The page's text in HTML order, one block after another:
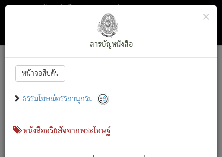
ตอน 1 ว่าด้วย สัตว์โลกกับจตุราริยสัจ
สารบัญ×
สารบัญหนังสือ
หน้าจอสืบค้น
ธรรมโฆษณ์อรรถานุกรม
หนังสืออริยสัจจากพระโอษฐ์
Font :15 ]||
สัตว์โลกนี้ เกิดความเดือดร้อนแล้ว มีผัสสะบังหน้า
เขาสำคัญสิ่งใด โดยความเป็นประการใด แต่สิ่งนั้นย่อมเป็น
(ตามที่เป็นจริง) โดยประการอื่นจากที่เขาสำคัญนั้น